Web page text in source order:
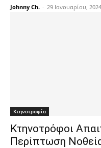
Johnny Ch. - 29 Ιανουαρίου, 2024
Κτηνοτροφία
Κτηνοτρόφοι
Περίπτωση